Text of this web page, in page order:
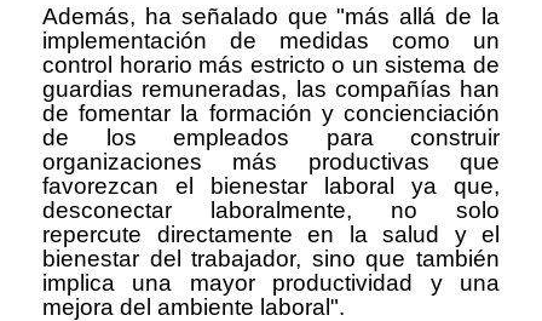
Además, ha señalado que "más allá de la
implementación de medidas como un
control horario más estricto o un sistema de
guardias remuneradas, las compañías han
de fomentar la formación y concienciación
de los empleados para construir
organizaciones más productivas que
favorezcan el bienestar laboral ya que,
desconectar laboralmente, no solo
repercute directamente en la salud y el
bienestar del trabajador, sino que también
implica una mayor productividad y una
mejora del ambiente laboral".